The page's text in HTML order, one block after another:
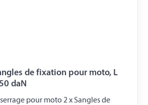
de fixation pour moto, L
daN
pour moto 2 x Sangles de